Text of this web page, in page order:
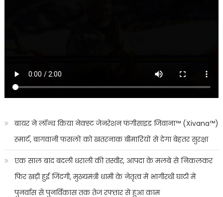
बायर ने लॉन्च किया नेक्स्ट जेनरेशन फंगीसाइड जिवाना™️ (Xivana™️)
स्मार्ट, बागवानी फसलों को खतरनाक बीमारियों से देगा बेहतर सुरक्षा
एक साल बाद बदली धराली की तस्वीर, आपदा के मलबे से निकलकर
फिर खड़ी हुई जिंदगी, मुख्यमंत्री धामी के नेतृत्व में भागीरथी घाटी में
पुनर्वास से पुनर्विकास तक तेज रफ्तार से हुआ काम